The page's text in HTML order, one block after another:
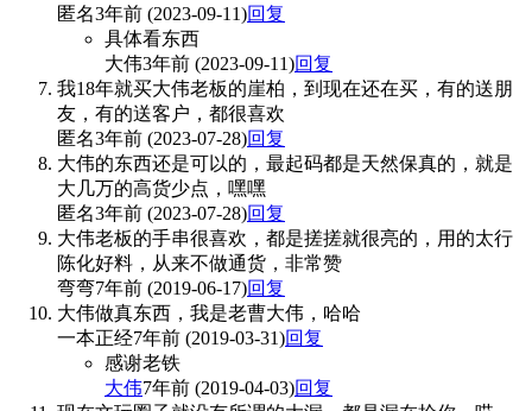
匿名3年前 (2023-09-11)回复
具体看东西
大伟3年前 (2023-09-11)回复
我18年就买大伟老板的崖柏，到现在还在买，有的送朋
友，有的送客户，都很喜欢
匿名3年前 (2023-07-28)回复
大伟的东西还是可以的，最起码都是天然保真的，就是
大几万的高货少点，嘿嘿
匿名3年前 (2023-07-28)回复
大伟老板的手串很喜欢，都是搓搓就很亮的，用的太行
陈化好料，从来不做通货，非常赞
弯弯7年前 (2019-06-17)回复
大伟做真东西，我是老曹大伟，哈哈
一本正经7年前 (2019-03-31)回复
感谢老铁
大伟7年前 (2019-04-03)回复